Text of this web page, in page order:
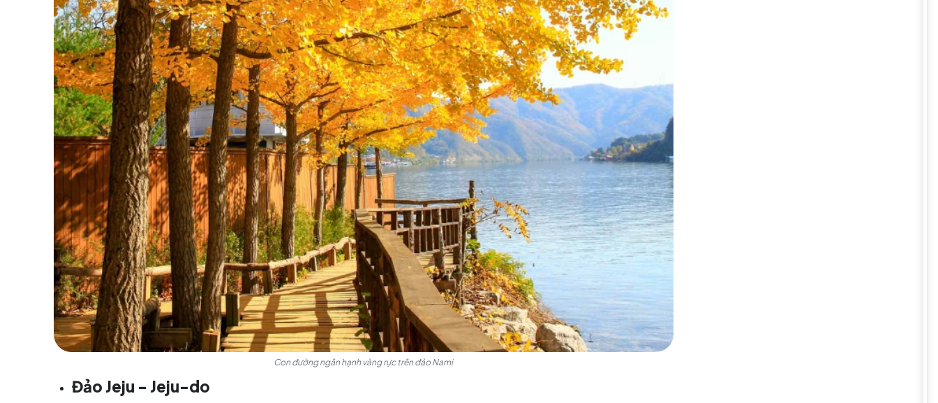
Đảo Nami - Gangwon-do
Nhắc đến mùa thu Hàn Quốc, đảo Nami luôn là điểm đến đầu tiên được nhiều người nghĩ tới. Nổi tiếng với những hàng cây ngân hạnh và
phong đỏ rợp bóng, nơi đây trở nên đặc biệt quyến rũ khi thu về. Du khách có thể tản bộ dưới con đường lá vàng phủ kín, đạp xe dọc
theo bờ sông hoặc đơn giản là ngồi thư giãn, cảm nhận không khí trong lành. Không gian lãng mạn này từng xuất hiện trong nhiều bộ
phim nổi tiếng - đặc biệt là “Bản tình ca mùa đông”, khiến Nami trở thành điểm đến yêu thích của các cặp đôi và những ai muốn tận
hưởng một mùa thu trọn vẹn.
Giờ mở cửa:08:00 - 21:00
Giá vé:10.000 KRW/trẻ em - 13.000 KRW/thanh thiếu niên - 16.000 KRW/người lớn
Địa chỉ:1 Namiseom-gil, Chuncheon-si, Gangwon-do